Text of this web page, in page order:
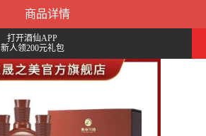
商品详情
打开酒仙APP
新人领200元礼包